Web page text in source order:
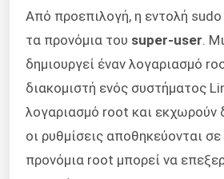
Από προεπιλογή, η εντολή
τα προνόμια του super-user.
δημιουργεί έναν λογαριασμό
διακομιστή ενός συστήματος
λογαριασμό root και εκχωρούν
οι ρυθμίσεις αποθηκεύονται
προνόμια root μπορεί να